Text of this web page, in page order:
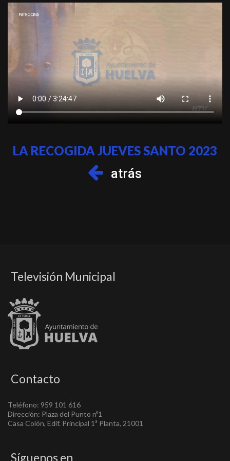
LA RECOGIDA JUEVES SANTO 2023
atrás
Televisión Municipal
Contacto
Teléfono: 959 101 616
Dirección: Plaza del Punto nº1
Casa Colón, Edif. Principal 1ª Planta, 21001
Síguenos en